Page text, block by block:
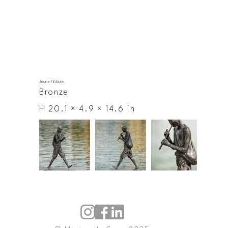
Jeune Flûtiste
Bronze
H 20.1 × 4.9 × 14.6 in